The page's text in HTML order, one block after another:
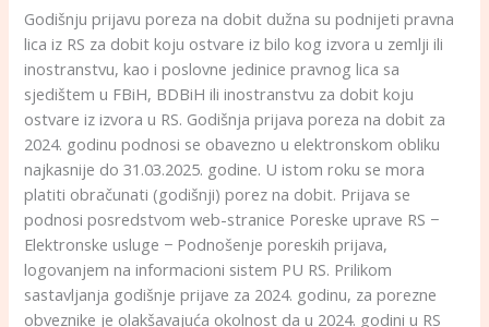
Godišnju prijavu poreza na dobit dužna su podnijeti pravna
lica iz RS za dobit koju ostvare iz bilo kog izvora u zemlji ili
inostranstvu, kao i poslovne jedinice pravnog lica sa
sjedištem u FBiH, BDBiH ili inostranstvu za dobit koju
ostvare iz izvora u RS. Godišnja prijava poreza na dobit za
2024. godinu podnosi se obavezno u elektronskom obliku
najkasnije do 31.03.2025. godine. U istom roku se mora
platiti obračunati (godišnji) porez na dobit. Prijava se
podnosi posredstvom web-stranice Poreske uprave RS −
Elektronske usluge − Podnošenje poreskih prijava,
logovanjem na informacioni sistem PU RS. Prilikom
sastavljanja godišnje prijave za 2024. godinu, za porezne
obveznike je olakšavajuća okolnost da u 2024. godini u RS